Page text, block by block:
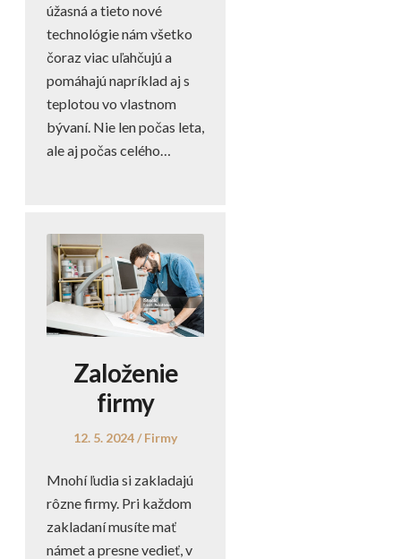
úžasná a tieto nové
technológie nám všetko
čoraz viac uľahčujú a
pomáhajú napríklad aj s
teplotou vo vlastnom
bývaní. Nie len počas leta,
ale aj počas celého…
Založenie
firmy
Posted
12. 5. 2024
Posted
Firmy
Mnohí ľudia si zakladajú
rôzne firmy. Pri každom
zakladaní musíte mať
námet a presne vedieť, v